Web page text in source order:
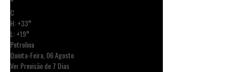
C
H:+33°
L:+19°
Petrolina
Quinta-Feira, 06 Agosto
Ver Previsão de 7 Dias